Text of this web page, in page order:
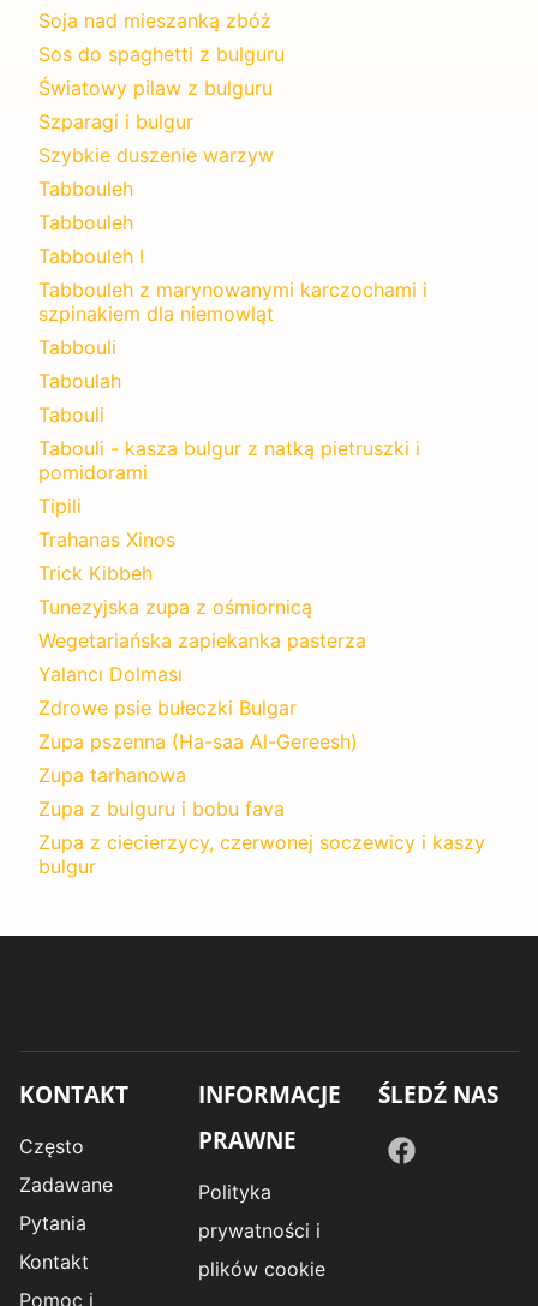
Soja nad mieszanką zbóż
Sos do spaghetti z bulguru
Światowy pilaw z bulguru
Szparagi i bulgur
Szybkie duszenie warzyw
Tabbouleh
Tabbouleh
Tabbouleh I
Tabbouleh z marynowanymi karczochami i
szpinakiem dla niemowląt
Tabbouli
Taboulah
Tabouli
Tabouli - kasza bulgur z natką pietruszki i
pomidorami
Tipili
Trahanas Xinos
Trick Kibbeh
Tunezyjska zupa z ośmiornicą
Wegetariańska zapiekanka pasterza
Yalancı Dolması
Zdrowe psie bułeczki Bulgar
Zupa pszenna (Ha-saa Al-Gereesh)
Zupa tarhanowa
Zupa z bulguru i bobu fava
Zupa z ciecierzycy, czerwonej soczewicy i kaszy
bulgur
KONTAKT
Często
Zadawane
Pytania
Kontakt
Pomoc i
INFORMACJE
PRAWNE
Polityka
prywatności i
plików cookie
ŚLEDŹ NAS